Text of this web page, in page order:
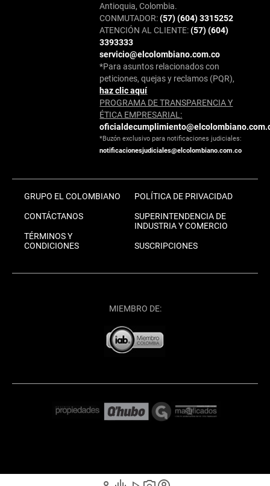
Antioquia, Colombia.
CONMUTADOR:(57) (604) 3315252
ATENCIÓN AL CLIENTE:(57) (604)
3393333
servicio@elcolombiano.com.co
*Para asuntos relacionados con
peticiones, quejas y reclamos (PQR),
haz clic aquí
PROGRAMA DE TRANSPARENCIA Y
ÉTICA EMPRESARIAL:
*Buzón exclusivo para notificaciones judiciales:
notificacionesjudiciales@elcolombiano.com.co
GRUPO EL COLOMBIANO
CONTÁCTANOS
TÉRMINOS Y
CONDICIONES
POLÍTICA DE PRIVACIDAD
SUPERINTENDENCIA DE
INDUSTRIA Y COMERCIO
SUSCRIPCIONES
MIEMBRO DE: